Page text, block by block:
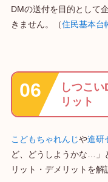
DMの送付を目的として
きません。（住民基本台
しつこ
リット
こどもちゃれんじや進研
ど、どうしようかな…」
リット・デメリットを解